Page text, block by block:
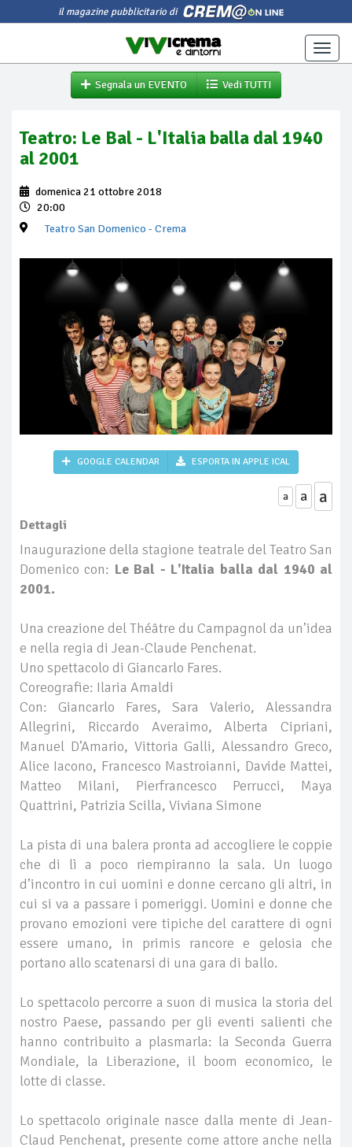
il magazine pubblicitario di
Toggle
Segnala un EVENTO
Vedi TUTTI
Teatro: Le Bal - L'Italia balla dal 1940
al 2001
domenica 21 ottobre 2018
20:00
Teatro San Domenico - Crema
GOOGLE CALENDAR ESPORTA IN APPLE ICAL
a a a
Dettagli
Inaugurazione della stagione teatrale del Teatro San
Domenico con: Le Bal - L'Italia balla dal 1940 al
2001.
Una creazione del Théâtre du Campagnol da un’idea
e nella regia di Jean-Claude Penchenat.
Uno spettacolo di Giancarlo Fares.
Coreografie: Ilaria Amaldi
Con: Giancarlo Fares, Sara Valerio, Alessandra
Allegrini, Riccardo Averaimo, Alberta Cipriani,
Manuel D’Amario, Vittoria Galli, Alessandro Greco,
Alice Iacono, Francesco Mastroianni, Davide Mattei,
Matteo Milani, Pierfrancesco Perrucci, Maya
Quattrini, Patrizia Scilla, Viviana Simone
La pista di una balera pronta ad accogliere le coppie
che di lì a poco riempiranno la sala. Un luogo
d’incontro in cui uomini e donne cercano gli altri, in
cui si va a passare i pomeriggi. Uomini e donne che
provano emozioni vere tipiche del carattere di ogni
essere umano, in primis rancore e gelosia che
portano allo scatenarsi di una gara di ballo.
Lo spettacolo percorre a suon di musica la storia del
nostro Paese, passando per gli eventi salienti che
hanno contribuito a plasmarla: la Seconda Guerra
Mondiale, la Liberazione, il boom economico, le
lotte di classe.
Lo spettacolo originale nasce dalla mente di Jean-
Claud Penchenat, presente come attore anche nella